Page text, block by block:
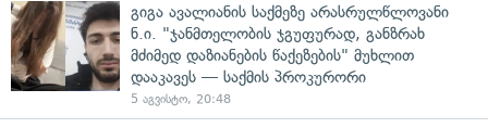
გიგა ავალიანის საქმეზე არასრულწლოვანი
ნ.ი. "ჯანმთელობის ჯგუფურად, განზრახ
მძიმედ დაზიანების წაქეზების" მუხლით
დააკავეს — საქმის პროკურორი
5 აგვისტო, 20:48